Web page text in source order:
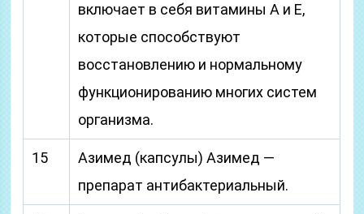
включает в себя витамины А и Е,
которые способствуют
восстановлению и нормальному
функционированию многих систем
организма.
15
Азимед (капсулы) Азимед —
препарат антибактериальный.